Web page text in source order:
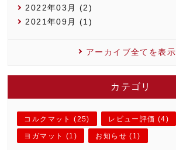
2022年03月 (2)
2021年09月 (1)
アーカイブ全てを表示
カテゴリ
コルクマット (25) レビュー評価 (4)
ヨガマット (1) お知らせ (1)